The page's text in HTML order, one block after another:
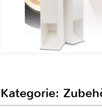
Kategorie: